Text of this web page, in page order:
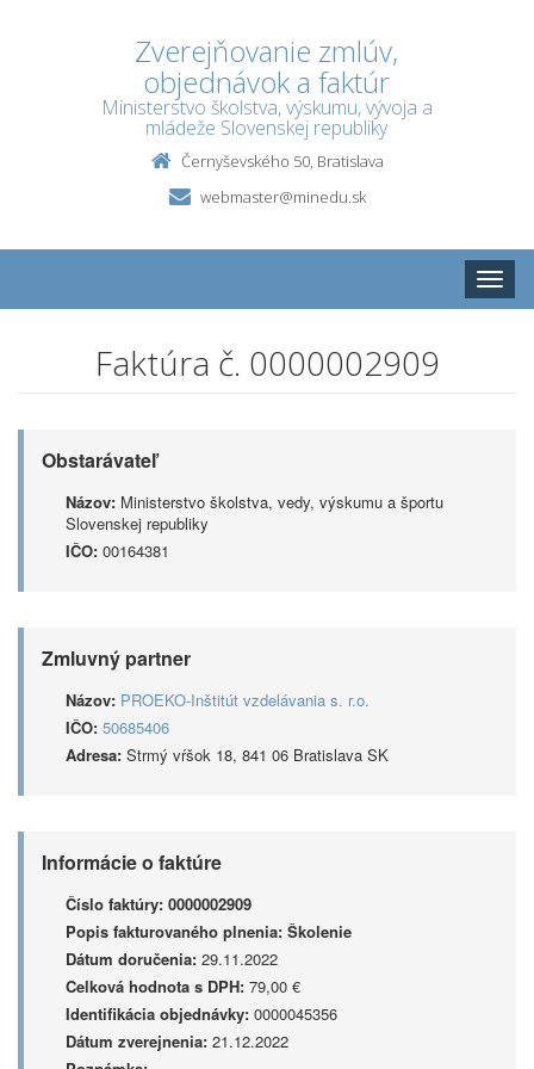
Zverejňovanie zmlúv,
objednávok a faktúr
Ministerstvo školstva, výskumu, vývoja a
mládeže Slovenskej republiky
Černyševského 50, Bratislava
webmaster@minedu.sk
Toggle
Faktúra č. 0000002909
Obstarávateľ
Názov: Ministerstvo školstva, vedy, výskumu a športu
Slovenskej republiky
IČO: 00164381
Zmluvný partner
Názov: PROEKO-Inštitút vzdelávania s. r.o.
IČO: 50685406
Adresa: Strmý vŕšok 18, 841 06 Bratislava SK
Informácie o faktúre
Číslo faktúry: 0000002909
Popis fakturovaného plnenia: Školenie
Dátum doručenia: 29.11.2022
Celková hodnota s DPH: 79,00 €
Identifikácia objednávky: 0000045356
Dátum zverejnenia: 21.12.2022